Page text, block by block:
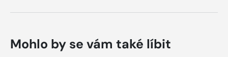
Mohlo by se vám také líbit